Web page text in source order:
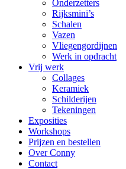
Onderzetters
Rijksmini’s
Schalen
Vazen
Vliegengordijnen
Werk in opdracht
Vrij werk
Collages
Keramiek
Schilderijen
Tekeningen
Exposities
Workshops
Prijzen en bestellen
Over Conny
Contact